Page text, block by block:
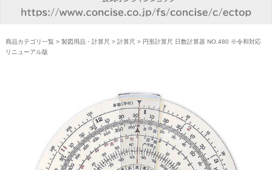
商品カテゴリ一覧 > 製図用品・計算尺 > 計算尺 > 円形計算尺 日数計算器 NO.480 ※令和対応
リニューアル版